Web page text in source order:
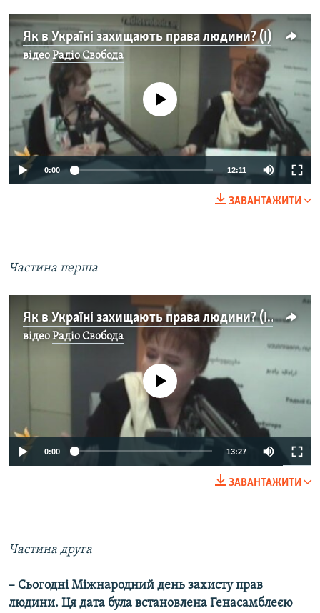
УКР
КТАТ
ДОЛУЧАЙСЯ!
Усі сайти RFE/RL
Як в Україні захищають права людини? (I)
відеоРадіо Свобода
No media source currently available
0:00 12:11
ЗАВАНТАЖИТИ
Частина перша
Як в Україні захищають права людини? (II)
відеоРадіо Свобода
No media source currently available
0:00 13:27
ЗАВАНТАЖИТИ
Частина друга
– Сьогодні Міжнародний день захисту прав
людини. Ця дата була встановлена Генасамблеєю